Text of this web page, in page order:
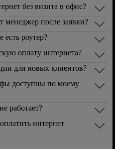
без визита в офис?
менеджер после заявки?
есть роутер?
оплату интернета?
для новых клиентов?
доступны по моему
работает?
интернет